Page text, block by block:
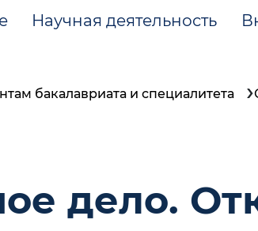
Научная деятельность
бакалавриата и специалитета
дело.